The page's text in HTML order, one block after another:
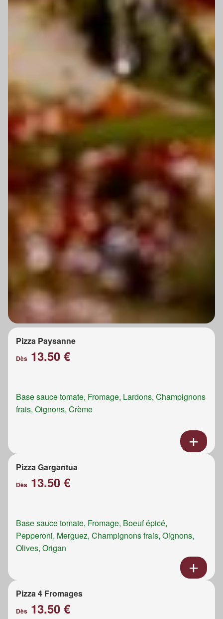
Pizza Paysanne
Dès 13.50 €
Base sauce tomate, Fromage, Lardons, Champignons
frais, Oignons, Crème
Pizza Gargantua
Dès 13.50 €
Base sauce tomate, Fromage, Boeuf épicé,
Pepperoni, Merguez, Champignons frais, Oignons,
Olives, Origan
Pizza 4 Fromages
Dès 13.50 €